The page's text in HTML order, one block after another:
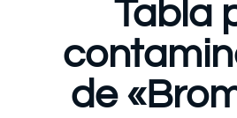
Tabla
de